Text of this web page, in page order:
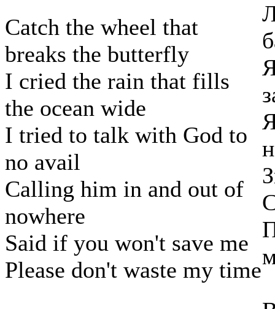
Catch the wheel that
breaks the butterfly
I cried the rain that fills
the ocean wide
I tried to talk with God to
no avail
Calling him in and out of
nowhere
Said if you won't save me
Please don't waste my time